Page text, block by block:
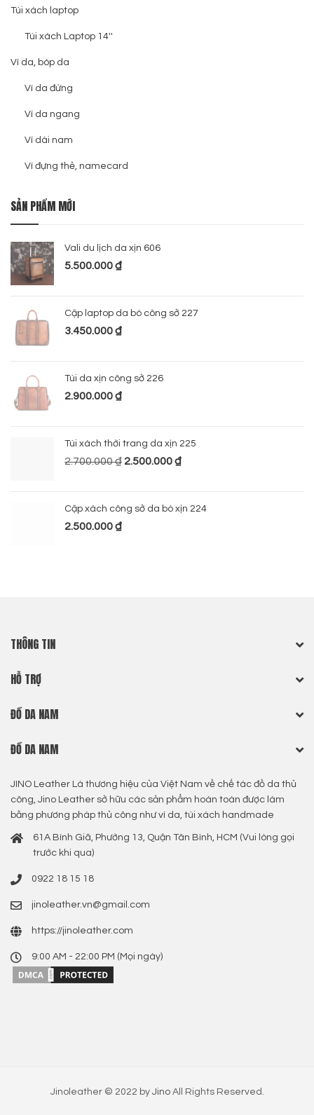
Túi xách laptop
Túi xách Laptop 14''
Ví da, bóp da
Ví da đứng
Ví da ngang
Ví dài nam
Ví đựng thẻ, namecard
SẢN PHẨM MỚI
Vali du lịch da xịn 606
5.500.000₫
Cặp laptop da bò công sở 227
3.450.000₫
Túi da xịn công sở 226
2.900.000₫
Túi xách thời trang da xịn 225
2.700.000₫ 2.500.000₫
Cặp xách công sở da bò xịn 224
2.500.000₫
THÔNG TIN
HỖ TRỢ
ĐỒ DA NAM
ĐỒ DA NAM
JINO Leather Là thương hiệu của Việt Nam về chế tác đồ da thủ
công, Jino Leather sở hữu các sản phẩm hoàn toàn được làm
bằng phương pháp thủ công như ví da, túi xách handmade
61A Bình Giã, Phường 13, Quận Tân Bình, HCM (Vui lòng gọi
trước khi qua)
0922 18 15 18
jinoleather.vn@gmail.com
https://jinoleather.com
9:00 AM - 22:00 PM (Mọi ngày)
Jinoleather © 2022 by JinoAll Rights Reserved.